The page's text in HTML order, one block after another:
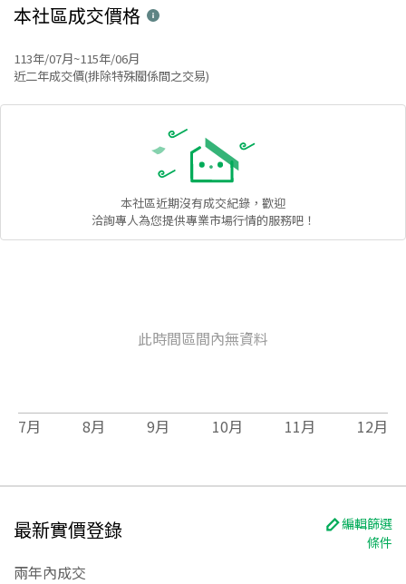
本社區成交價格
113年/07月~115年/06月
近二年成交價(排除特殊關係間之交易)
本社區近期沒有成交紀錄，歡迎
洽詢專人為您提供專業市場行情的服務吧！
此時間區間內無資料
7月 8月 9月 10月 11月 12月
最新實價登錄
編輯篩選
條件
兩年內成交